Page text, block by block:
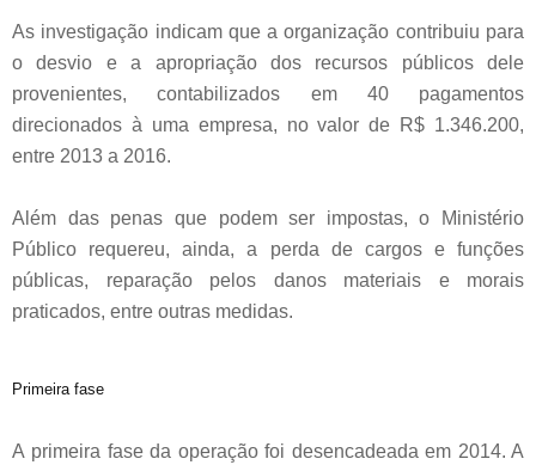
As investigação indicam que a organização contribuiu para
o desvio e a apropriação dos recursos públicos dele
provenientes, contabilizados em 40 pagamentos
direcionados à uma empresa, no valor de R$ 1.346.200,
entre 2013 a 2016.
Além das penas que podem ser impostas, o Ministério
Público requereu, ainda, a perda de cargos e funções
públicas, reparação pelos danos materiais e morais
praticados, entre outras medidas.
Primeira fase
A primeira fase da operação foi desencadeada em 2014. A